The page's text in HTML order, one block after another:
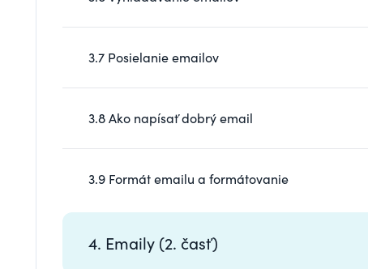
3.7 Posielanie emailov
3.8 Ako napísať dobrý email
3.9 Formát emailu a formátovanie
4. Emaily (2. časť)